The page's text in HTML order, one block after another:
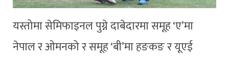
यस्तोमा सेमिफाइनल पुग्ने दाबेदारमा समूह ‘ए’मा
नेपाल र ओमनको र समूह ‘बी’मा हङकङ र यूएई